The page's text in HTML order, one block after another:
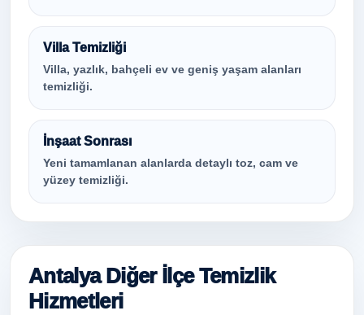
Villa Temizliği
Villa, yazlık, bahçeli ev ve geniş yaşam alanları
temizliği.
İnşaat Sonrası
Yeni tamamlanan alanlarda detaylı toz, cam ve
yüzey temizliği.
Antalya Diğer İlçe Temizlik
Hizmetleri